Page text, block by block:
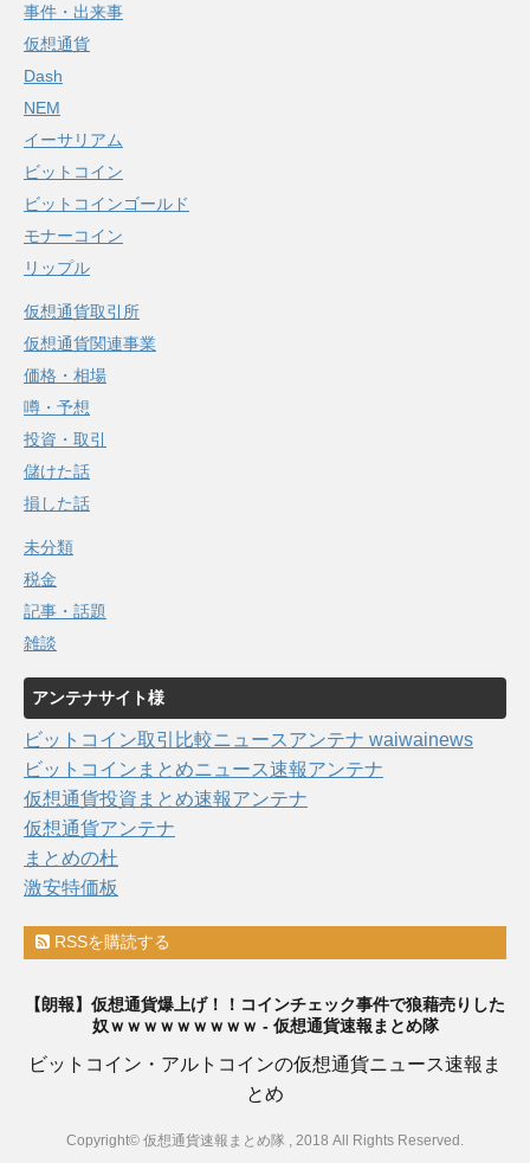
事件・出来事
仮想通貨
Dash
NEM
イーサリアム
ビットコイン
ビットコインゴールド
モナーコイン
リップル
仮想通貨取引所
仮想通貨関連事業
価格・相場
噂・予想
投資・取引
儲けた話
損した話
未分類
税金
記事・話題
雑談
アンテナサイト様
ビットコイン取引比較ニュースアンテナ waiwainews
ビットコインまとめニュース速報アンテナ
仮想通貨投資まとめ速報アンテナ
仮想通貨アンテナ
まとめの杜
激安特価板
RSSを購読する
【朗報】仮想通貨爆上げ！！コインチェック事件で狼藉売りした
奴ｗｗｗｗｗｗｗｗｗ - 仮想通貨速報まとめ隊
ビットコイン・アルトコインの仮想通貨ニュース速報ま
とめ
Copyright© 仮想通貨速報まとめ隊 , 2018 All Rights Reserved.